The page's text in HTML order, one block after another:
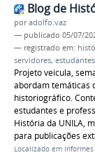
Blog de
poradolfo.vaz
— publicado 05/07/
— registrado em:
servidores, estudantes
Projeto veicula,
abordam temáticas
historiográfico.
estudantes e
História da UNILA,
para publicações
Localizado em Informes